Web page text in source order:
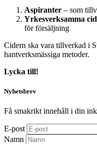
Aspiranter – som
Yrkesverksamma
för försäljning
Cidern ska vara tillverkad i
hantverksmässiga metoder.
Lycka till!
Nyhetsbrev
Få smakrikt innehåll i din
E-post
Namn